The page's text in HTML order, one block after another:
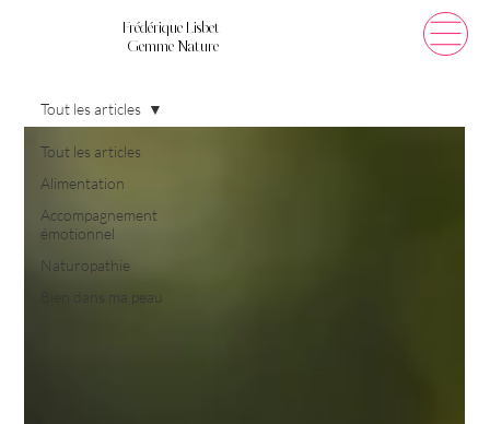
Frédérique Lisbet
Gemme Nature
Tout les articles
Alimentation
Accompagnement
émotionnel
Naturopathie
Bien dans ma peau
Tout les articles